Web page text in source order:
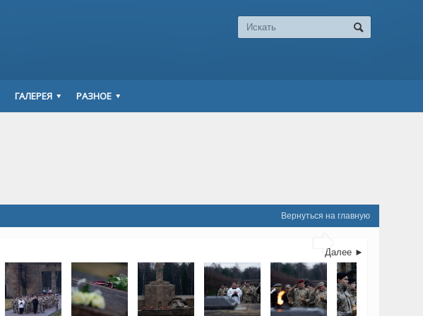
ГАЛЕРЕЯ РАЗНОЕ
Вернуться на главную

Далее ►